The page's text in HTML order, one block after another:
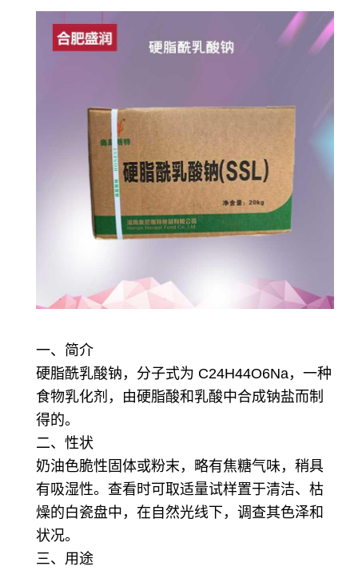
一、简介
硬脂酰乳酸钠，分子式为 C24H44O6Na，一种
食物乳化剂，由硬脂酸和乳酸中合成钠盐而制
得的。
二、性状
奶油色脆性固体或粉末，略有焦糖气味，稍具
有吸湿性。查看时可取适量试样置于清洁、枯
燥的白瓷盘中，在自然光线下，调查其色泽和
状况。
三、用途